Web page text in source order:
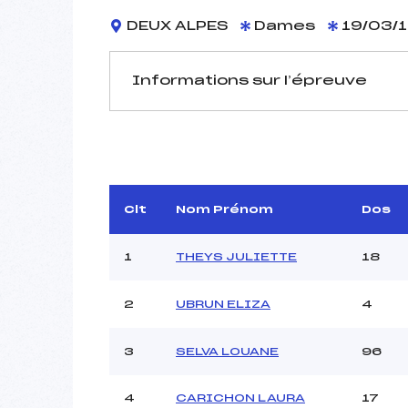
DEUX ALPES Dames 19/03/
Informations sur l’épreuve
Arbitre :
Assistant :
MANCHE 1
Heure de départ :
Ouvreurs A :
Clt Nom Prénom Dos
1 THEYS JULIETTE 18
2 UBRUN ELIZA 4
3 SELVA LOUANE 96
4 CARICHON LAURA 17